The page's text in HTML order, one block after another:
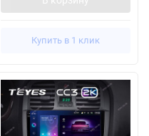
Купить в 1 клик